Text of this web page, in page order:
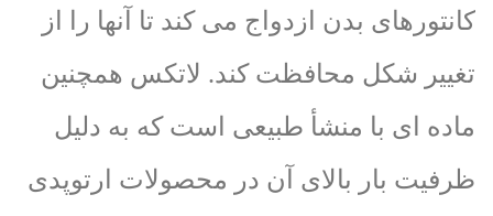
کانتورهای بدن ازدواج می کند تا آنها را از
تغییر شکل محافظت کند. لاتکس همچنین
ماده ای با منشأ طبیعی است که به دلیل
ظرفیت بار بالای آن در محصولات ارتوپدی